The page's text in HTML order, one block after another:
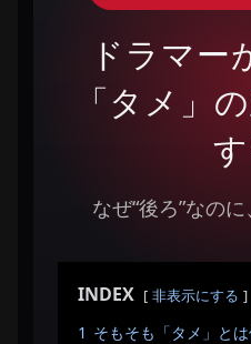
ドラマー
「タメ」
なぜ“後ろ”なの
INDEX 非表示にする
1 そもそも「タメ」と